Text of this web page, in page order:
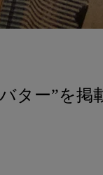
ター”を掲